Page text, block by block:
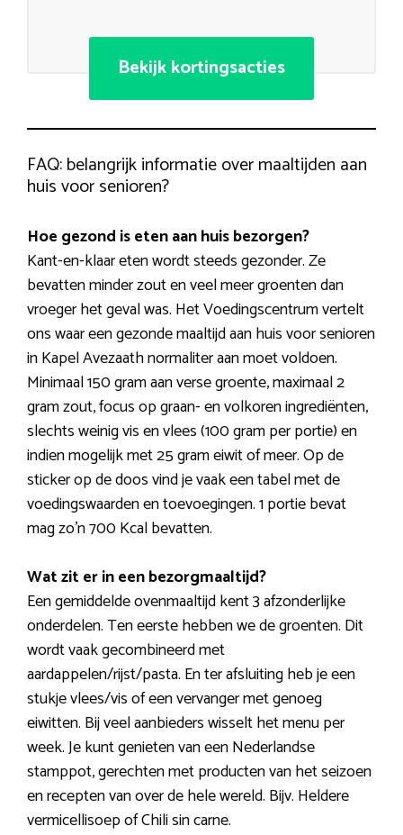
Bekijk kortingsacties
FAQ: belangrijk informatie over maaltijden aan
huis voor senioren?
Hoe gezond is eten aan huis bezorgen?
Kant-en-klaar eten wordt steeds gezonder. Ze
bevatten minder zout en veel meer groenten dan
vroeger het geval was. Het Voedingscentrum vertelt
ons waar een gezonde maaltijd aan huis voor senioren
in Kapel Avezaath normaliter aan moet voldoen.
Minimaal 150 gram aan verse groente, maximaal 2
gram zout, focus op graan- en volkoren ingrediënten,
slechts weinig vis en vlees (100 gram per portie) en
indien mogelijk met 25 gram eiwit of meer. Op de
sticker op de doos vind je vaak een tabel met de
voedingswaarden en toevoegingen. 1 portie bevat
mag zo’n 700 Kcal bevatten.
Wat zit er in een bezorgmaaltijd?
Een gemiddelde ovenmaaltijd kent 3 afzonderlijke
onderdelen. Ten eerste hebben we de groenten. Dit
wordt vaak gecombineerd met
aardappelen/rijst/pasta. En ter afsluiting heb je een
stukje vlees/vis of een vervanger met genoeg
eiwitten. Bij veel aanbieders wisselt het menu per
week. Je kunt genieten van een Nederlandse
stamppot, gerechten met producten van het seizoen
en recepten van over de hele wereld. Bijv. Heldere
vermicellisoep of Chili sin carne.